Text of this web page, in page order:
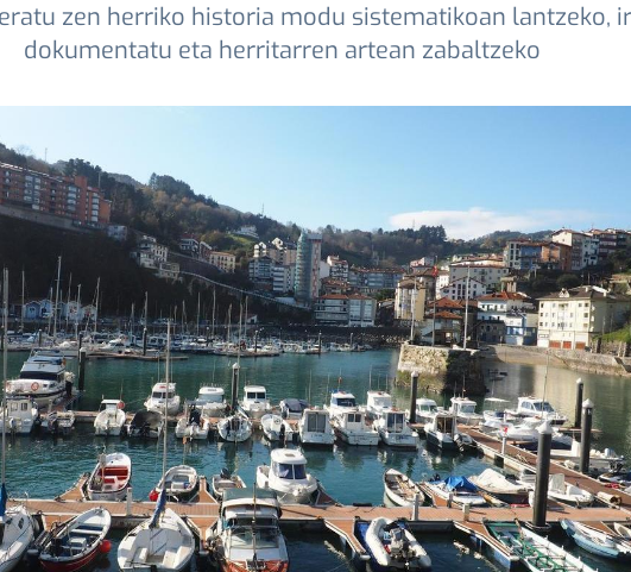
zen herriko historia modu sistematikoan lantzeko,
dokumentatu eta herritarren artean zabaltzeko